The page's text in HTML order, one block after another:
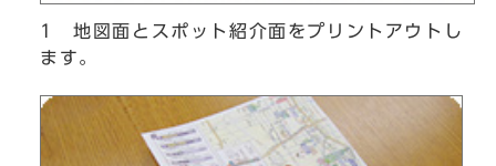
1 地図面とスポット紹介面をプリントアウトし
ます。